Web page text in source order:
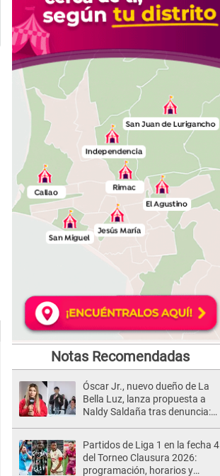
Notas Recomendadas
Óscar Jr., nuevo dueño de La
Bella Luz, lanza propuesta a
Naldy Saldaña tras denuncia:
Partidos de Liga 1 en la fecha 4
del Torneo Clausura 2026:
programación, horarios y